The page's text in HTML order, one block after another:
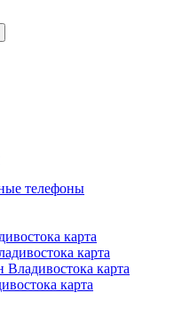
телефоны
карта
карта
карта
карта